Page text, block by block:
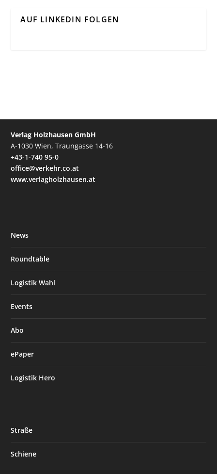
AUF LINKEDIN FOLGEN
Verlag Holzhausen GmbH
A-1030 Wien, Traungasse 14-16
+43-1-740 95-0
office@verkehr.co.at
www.verlagholzhausen.at
News
Roundtable
Logistik Wahl
Events
Abo
ePaper
Logistik Hero
Straße
Schiene